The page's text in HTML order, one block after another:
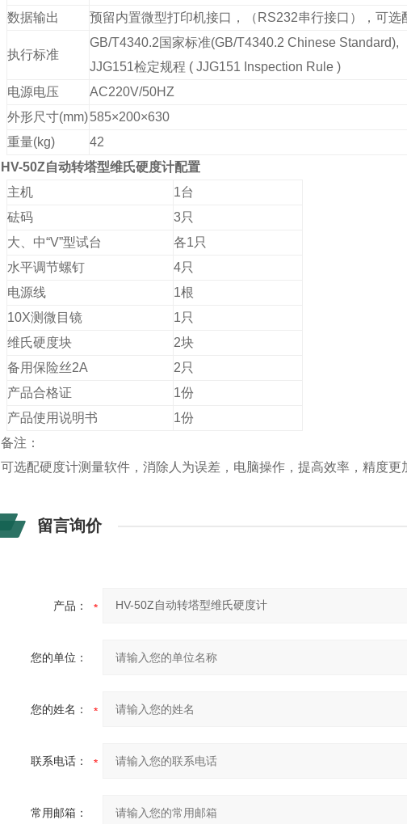
数据输出 预留内置微型打印机接口，（RS232串行接口），可选
执行标准
GB/T4340.2国家标准(GB/T4340.2 Chinese Standard),
JJG151检定规程 ( JJG151 Inspection Rule )
电源电压
AC220V/50HZ
外形尺寸(mm)585×200×630
重量(kg)
42
HV-50Z自动转塔型维氏硬度计配置
主机
1台
砝码
3只
大、中“V”型试台
各1只
水平调节螺钉
4只
电源线
1根
10X测微目镜
1只
维氏硬度块
2块
备用保险丝2A
2只
产品合格证
1份
产品使用说明书
1份
备注：
可选配硬度计测量软件，消除人为误差，电脑操作，提高效率，精度更
留言询价
产品：
您的单位：
您的姓名：
联系电话：
常用邮箱：